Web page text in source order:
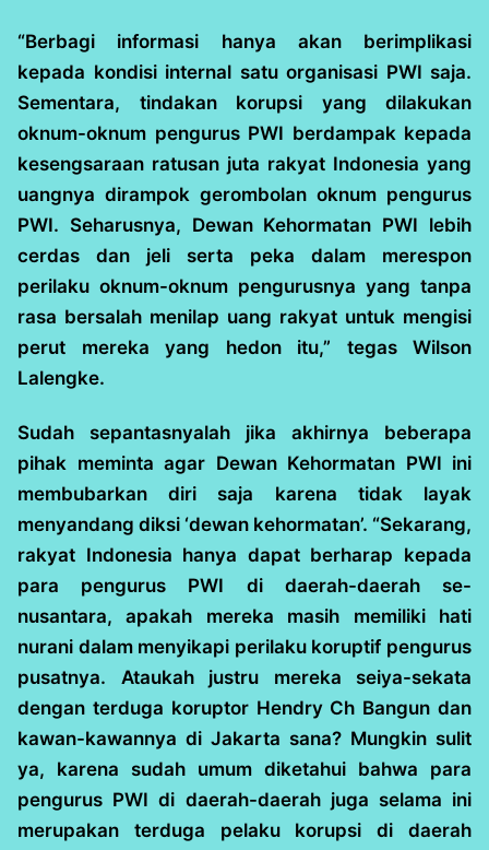
“Berbagi informasi hanya akan berimplikasi
kepada kondisi internal satu organisasi PWI saja.
Sementara, tindakan korupsi yang dilakukan
oknum-oknum pengurus PWI berdampak kepada
kesengsaraan ratusan juta rakyat Indonesia yang
uangnya dirampok gerombolan oknum pengurus
PWI. Seharusnya, Dewan Kehormatan PWI lebih
cerdas dan jeli serta peka dalam merespon
perilaku oknum-oknum pengurusnya yang tanpa
rasa bersalah menilap uang rakyat untuk mengisi
perut mereka yang hedon itu,” tegas Wilson
Lalengke.
Sudah sepantasnyalah jika akhirnya beberapa
pihak meminta agar Dewan Kehormatan PWI ini
membubarkan diri saja karena tidak layak
menyandang diksi ‘dewan kehormatan’. “Sekarang,
rakyat Indonesia hanya dapat berharap kepada
para pengurus PWI di daerah-daerah se-
nusantara, apakah mereka masih memiliki hati
nurani dalam menyikapi perilaku koruptif pengurus
pusatnya. Ataukah justru mereka seiya-sekata
dengan terduga koruptor Hendry Ch Bangun dan
kawan-kawannya di Jakarta sana? Mungkin sulit
ya, karena sudah umum diketahui bahwa para
pengurus PWI di daerah-daerah juga selama ini
merupakan terduga pelaku korupsi di daerah